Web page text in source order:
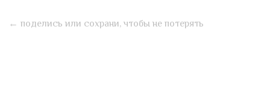
← поделись или сохрани, чтобы не потерять